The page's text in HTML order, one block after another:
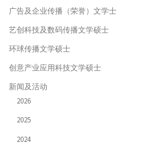
广告及企业传播（荣誉）文学士
艺创科技及数码传播文学硕士
环球传播文学硕士
创意产业应用科技文学硕士
新闻及活动
2026
2025
2024